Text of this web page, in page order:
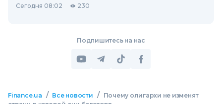
Сегодня 08:02 230
Подпишитесь на нас
Finance.ua / Все новости /
Почему олигархи не изменят